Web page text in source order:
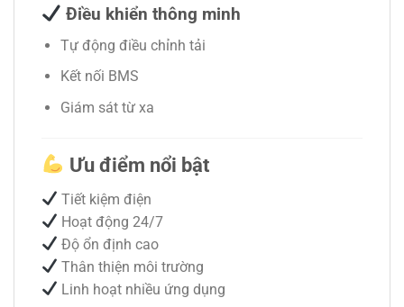
Điều khiển thông minh
Tự động điều chỉnh tải
Kết nối BMS
Giám sát từ xa
Ưu điểm nổi bật
Tiết kiệm điện
Hoạt động 24/7
Độ ổn định cao
Thân thiện môi trường
Linh hoạt nhiều ứng dụng